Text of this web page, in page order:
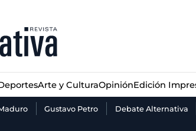
Arte y CulturaOpiniónEdición
Gustavo Petro Debate Alternativa
Deportes Arte y Cultura